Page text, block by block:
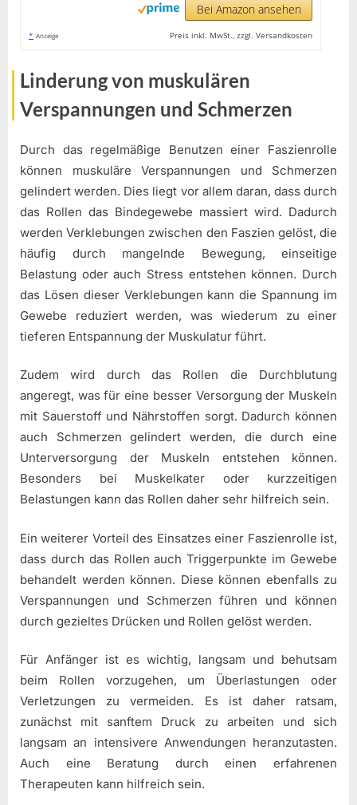
Bei Amazon ansehen
* Anzeige Preis inkl. MwSt., zzgl. Versandkosten
Linderung von muskulären
Verspannungen und Schmerzen
Durch das regelmäßige Benutzen einer Faszienrolle
können muskuläre Verspannungen und Schmerzen
gelindert werden. Dies liegt vor allem daran, dass durch
das Rollen das Bindegewebe massiert wird. Dadurch
werden Verklebungen zwischen den Faszien gelöst, die
häufig durch mangelnde Bewegung, einseitige
Belastung oder auch Stress entstehen können. Durch
das Lösen dieser Verklebungen kann die Spannung im
Gewebe reduziert werden, was wiederum zu einer
tieferen Entspannung der Muskulatur führt.
Zudem wird durch das Rollen die Durchblutung
angeregt, was für eine besser Versorgung der Muskeln
mit Sauerstoff und Nährstoffen sorgt. Dadurch können
auch Schmerzen gelindert werden, die durch eine
Unterversorgung der Muskeln entstehen können.
Besonders bei Muskelkater oder kurzzeitigen
Belastungen kann das Rollen daher sehr hilfreich sein.
Ein weiterer Vorteil des Einsatzes einer Faszienrolle ist,
dass durch das Rollen auch Triggerpunkte im Gewebe
behandelt werden können. Diese können ebenfalls zu
Verspannungen und Schmerzen führen und können
durch gezieltes Drücken und Rollen gelöst werden.
Für Anfänger ist es wichtig, langsam und behutsam
beim Rollen vorzugehen, um Überlastungen oder
Verletzungen zu vermeiden. Es ist daher ratsam,
zunächst mit sanftem Druck zu arbeiten und sich
langsam an intensivere Anwendungen heranzutasten.
Auch eine Beratung durch einen erfahrenen
Therapeuten kann hilfreich sein.